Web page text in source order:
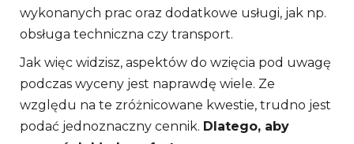
wykonanych prac oraz dodatkowe usługi, jak np.
obsługa techniczna czy transport.
Jak więc widzisz, aspektów do wzięcia pod uwagę
podczas wyceny jest naprawdę wiele. Ze
względu na te zróżnicowane kwestie, trudno jest
podać jednoznaczny cennik. Dlatego, aby